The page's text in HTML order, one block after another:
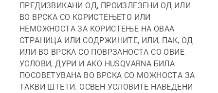
ПРЕДИЗВИКАНИ ОД, ПРОИЗЛЕЗЕНИ ОД ИЛИ
ВО ВРСКА СО КОРИСТЕЊЕТО ИЛИ
НЕМОЖНОСТА ЗА КОРИСТЕЊЕ НА ОВАА
СТРАНИЦА ИЛИ СОДРЖИНИТЕ, ИЛИ, ПАК, ОД
ИЛИ ВО ВРСКА СО ПОВРЗАНОСТА СО ОВИЕ
УСЛОВИ, ДУРИ И АКО HUSQVARNA БИЛА
ПОСОВЕТУВАНА ВО ВРСКА СО МОЖНОСТА ЗА
ТАКВИ ШТЕТИ. ОСВЕН УСЛОВИТЕ НАВЕДЕНИ